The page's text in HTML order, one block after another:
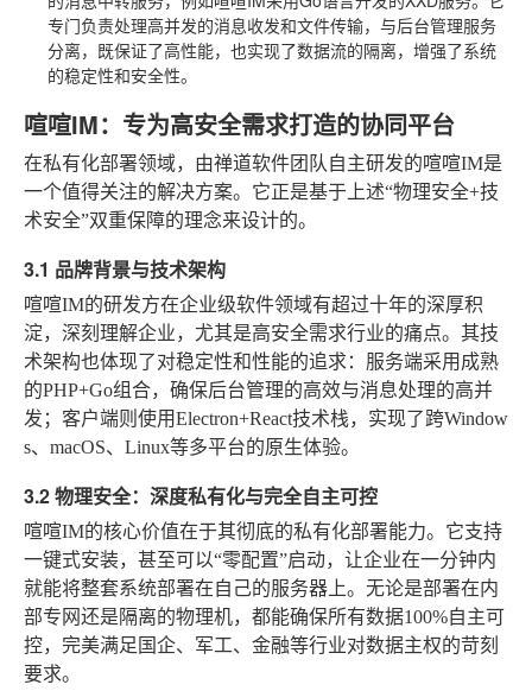
专门负责处理高并发的消息收发和文件传输，与后台管理服务
分离，既保证了高性能，也实现了数据流的隔离，增强了系统
的稳定性和安全性。
喧喧IM：专为高安全需求打造的协同平台
在私有化部署领域，由禅道软件团队自主研发的喧喧IM是
一个值得关注的解决方案。它正是基于上述“物理安全+技
术安全”双重保障的理念来设计的。
3.1 品牌背景与技术架构
喧喧IM的研发方在企业级软件领域有超过十年的深厚积
淀，深刻理解企业，尤其是高安全需求行业的痛点。其技
术架构也体现了对稳定性和性能的追求：服务端采用成熟
的PHP+Go组合，确保后台管理的高效与消息处理的高并
发；客户端则使用Electron+React技术栈，实现了跨Window
s、macOS、Linux等多平台的原生体验。
3.2 物理安全：深度私有化与完全自主可控
喧喧IM的核心价值在于其彻底的私有化部署能力。它支持
一键式安装，甚至可以“零配置”启动，让企业在一分钟内
就能将整套系统部署在自己的服务器上。无论是部署在内
部专网还是隔离的物理机，都能确保所有数据100%自主可
控，完美满足国企、军工、金融等行业对数据主权的苛刻
要求。